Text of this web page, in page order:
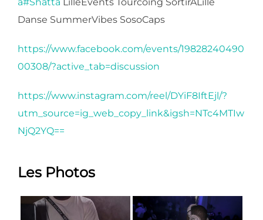
Danse SummerVibes SosoCaps
https://www.facebook.com/events/19828240490
00308/?active_tab=discussion
https://www.instagram.com/reel/DYiF8IftEjl/?
utm_source=ig_web_copy_link&igsh=NTc4MTIw
NjQ2YQ==
Les Photos